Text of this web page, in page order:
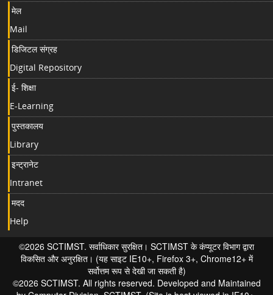
मेल
Mail
डिजिटल संग्रह
Digital Repository
ई- शिक्षा
E-Learning
पुस्तकालय
Library
इन्ट्रानेट
Intranet
मदद
Help
©2026 SCTIMST. सर्वाधिकार सुरक्षित। SCTIMST के कंप्यूटर विभाग द्वारा
विकसित और अनुरक्षित। (यह साइट IE10+, Firefox 3+, Chrome12+ में
सर्वोत्तम रूप से देखी जा सकती है)
©2026 SCTIMST. All rights reserved. Developed and Maintained